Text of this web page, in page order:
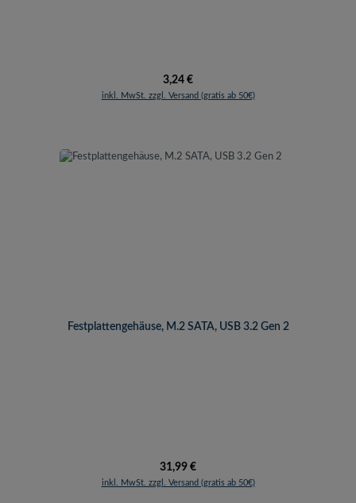
Regulärer Preis:
3,24 €
inkl. MwSt. zzgl. Versand (gratis ab 50€)
Festplattengehäuse, M.2 SATA, USB 3.2 Gen 2
Regulärer Preis:
31,99 €
inkl. MwSt. zzgl. Versand (gratis ab 50€)